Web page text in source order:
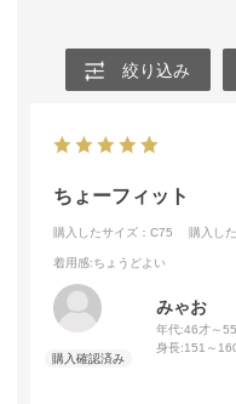
絞り込み
ちょーフィット
購入したサイズ：C75 購入し
着用感:ちょうどよい
みゃお
年代:46才～
身長:151～